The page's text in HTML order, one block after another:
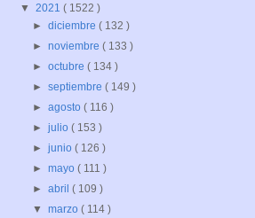
▼ 2021 ( 1522 )
►diciembre( 132 )
►noviembre( 133 )
►octubre( 134 )
►septiembre( 149 )
►agosto( 116 )
►julio( 153 )
►junio( 126 )
►mayo( 111 )
►abril( 109 )
▼marzo( 114 )